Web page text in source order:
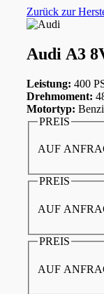
Zurück zur
Audi A3
Leistung: 400
Drehmoment:
Motortyp:
PREIS
AUF
PREIS
AUF
PREIS
AUF